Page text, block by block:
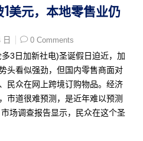
1美元，本地零售业仍
日 0 Comments
3日加新社电)圣诞假日迫近，加
头看似强劲，但国内零售商面对
民众在网上跨境订购物品。经济
市道很难预测，是近年难以预测
场调查报告显示，民众在这个圣